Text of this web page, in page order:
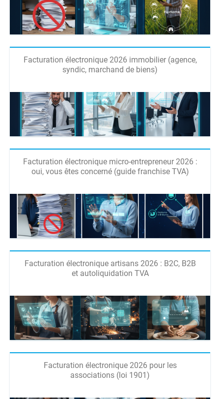
Facturation électronique 2026 immobilier (agence,
syndic, marchand de biens)
Facturation électronique micro-entrepreneur 2026 :
oui, vous êtes concerné (guide franchise TVA)
Facturation électronique artisans 2026 : B2C, B2B
et autoliquidation TVA
Facturation électronique 2026 pour les
associations (loi 1901)